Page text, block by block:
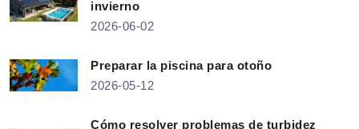
invierno
2026-06-02
Preparar la piscina para otoño
2026-05-12
Cómo resolver problemas de turbidez